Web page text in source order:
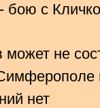
бою с
может не
нет